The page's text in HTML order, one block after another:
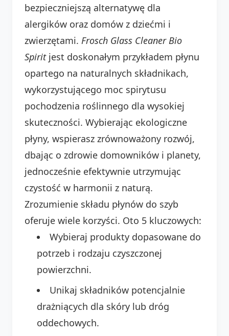
bezpieczniejszą alternatywę dla
alergików oraz domów z dziećmi i
zwierzętami. Frosch Glass Cleaner Bio
Spiritjest doskonałym przykładem płynu
opartego na naturalnych składnikach,
wykorzystującego moc spirytusu
pochodzenia roślinnego dla wysokiej
skuteczności. Wybierając ekologiczne
płyny, wspierasz zrównoważony rozwój,
dbając o zdrowie domowników i planety,
jednocześnie efektywnie utrzymując
czystość w harmonii z naturą.
Zrozumienie składu płynów do szyb
oferuje wiele korzyści. Oto 5 kluczowych:
Wybieraj produkty dopasowane do
potrzeb i rodzaju czyszczonej
powierzchni.
Unikaj składników potencjalnie
drażniących dla skóry lub dróg
oddechowych.